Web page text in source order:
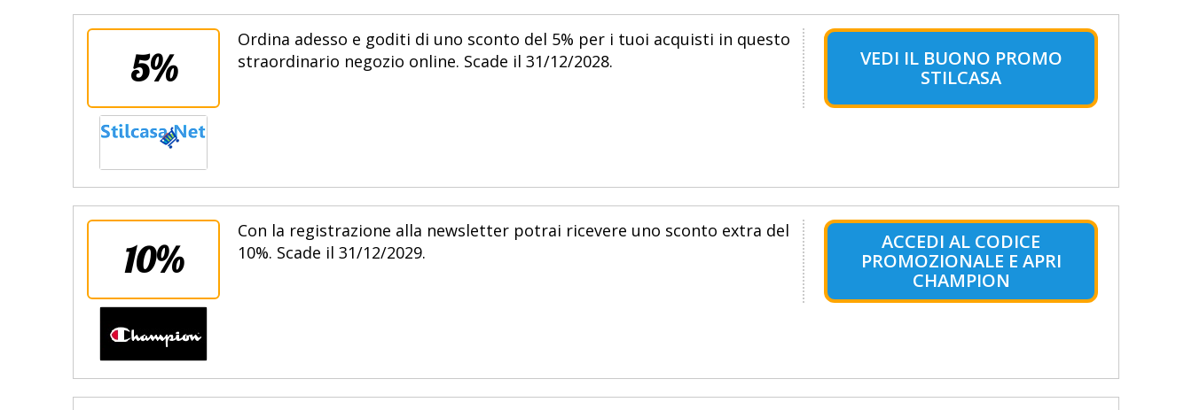
5%
Ordina adesso e goditi di uno sconto del 5% per i tuoi acquisti in questo
straordinario negozio online. Scade il 31/12/2028.
VEDI IL BUONO PROMO
STILCASA
10%
Con la registrazione alla newsletter potrai ricevere uno sconto extra del
10%. Scade il 31/12/2029.
ACCEDI AL CODICE
PROMOZIONALE E APRI
CHAMPION